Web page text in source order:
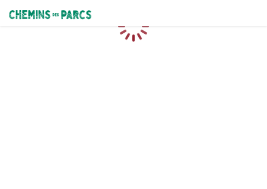
Chemins des Parcs
Caricamento